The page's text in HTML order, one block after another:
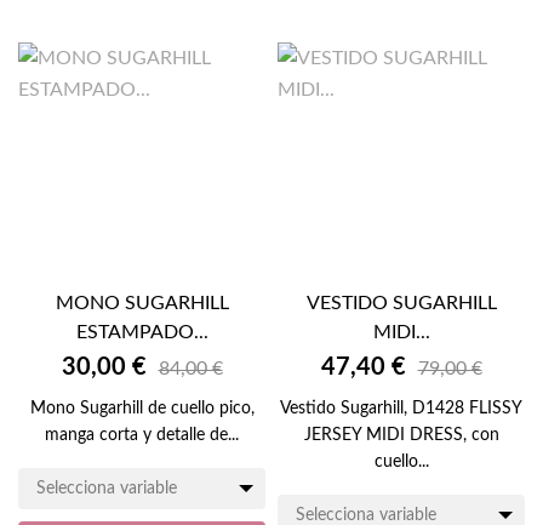
MONO SUGARHILL
ESTAMPADO...
30,00 € 84,00 €
Mono Sugarhill de cuello pico,
manga corta y detalle de...
Selecciona variable
VESTIDO SUGARHILL
MIDI...
47,40 € 79,00 €
Vestido Sugarhill, D1428 FLISSY
JERSEY MIDI DRESS, con
cuello...
Selecciona variable